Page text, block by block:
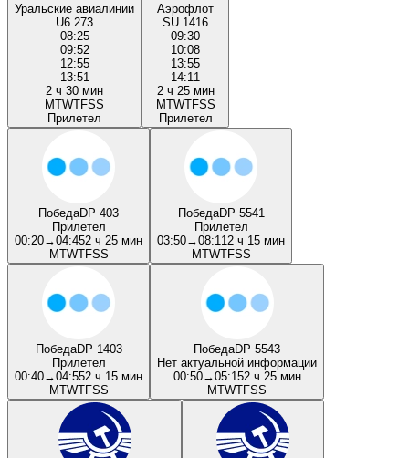
Уральские авиалинии
U6 273
08:25
09:52
12:55
13:51
2 ч 30 мин
MTWTFSS
Прилетел
Аэрофлот
SU 1416
09:30
10:08
13:55
14:11
2 ч 25 мин
MTWTFSS
Прилетел
ПобедаDP 403
Прилетел
00:20→04:452 ч 25 мин
MTWTFSS
ПобедаDP 5541
Прилетел
03:50→08:11 2 ч 15 мин
MTWTFSS
ПобедаDP 1403
Прилетел
00:40→04:552 ч 15 мин
MTWTFSS
ПобедаDP 5543
Нет актуальной информации
00:50→05:152 ч 25 мин
MTWTFSS